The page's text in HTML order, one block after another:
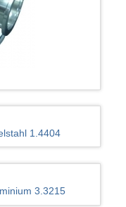
1.4404
3.3215